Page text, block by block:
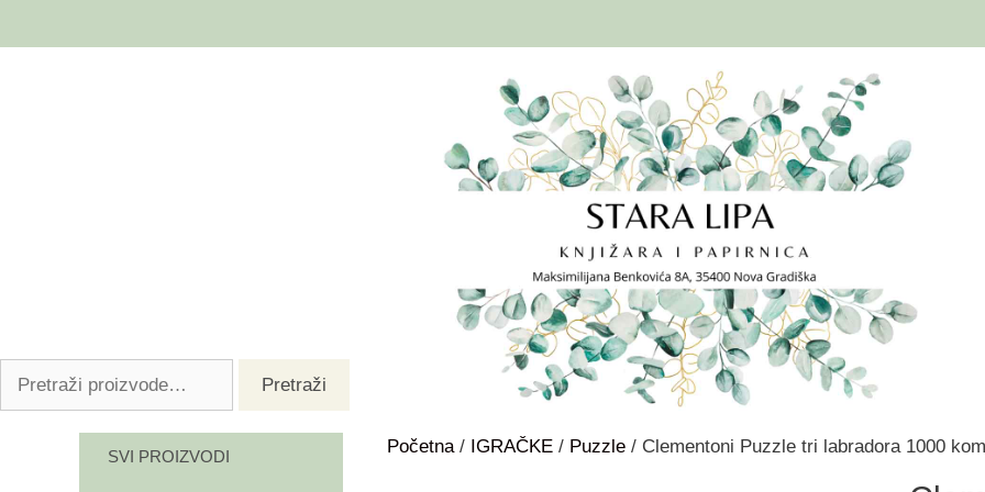
Pretraži
Početna/ IGRAČKE / Puzzle / Clementoni Puzzle tri labradora 1000 kom
SVI PROIZVODI